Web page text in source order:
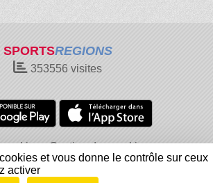
SPORTSREGIONS
353556 visites
Gestion des cookies
Signaler un contenu inapproprié
et vous donne le contrôle sur ceux
activer